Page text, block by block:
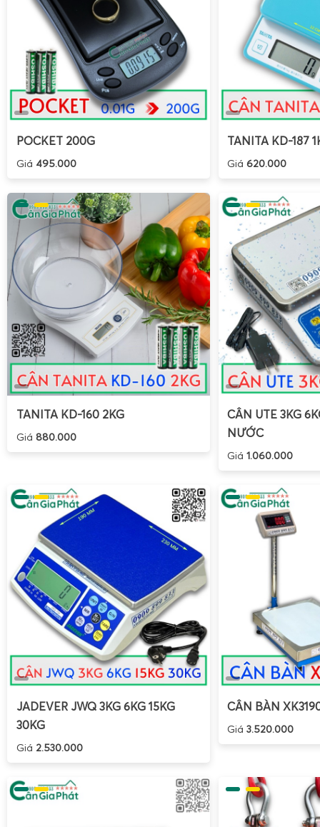
POCKET 200G
Giá 495.000
TANITA KD-187
Giá620.000
TANITA KD-160 2KG
Giá 880.000
CÂN UTE 3KG
NƯỚC
Giá1.060.000
JADEVER JWQ 3KG 6KG 15KG
30KG
Giá 2.530.000
CÂN BÀN
Giá3.520.000